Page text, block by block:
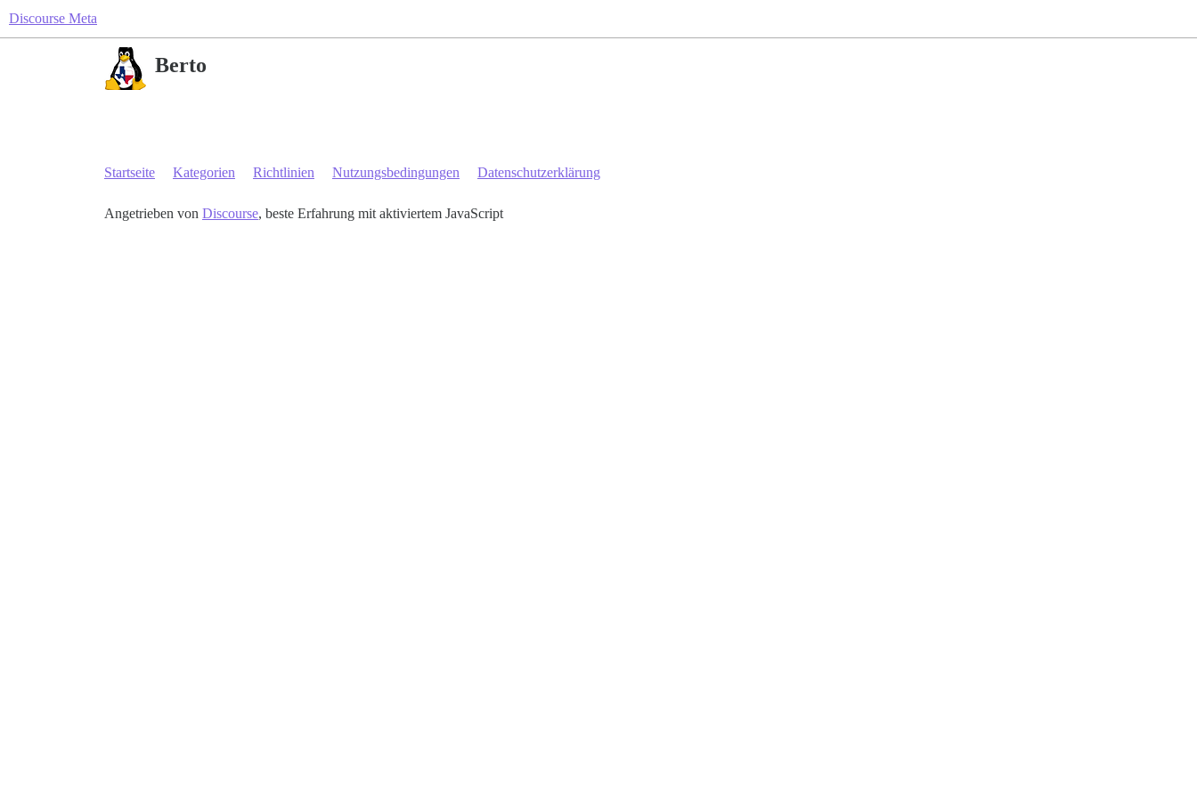
Discourse Meta
Berto
Startseite Kategorien Richtlinien Nutzungsbedingungen Datenschutzerklärung
Angetrieben von Discourse, beste Erfahrung mit aktiviertem JavaScript